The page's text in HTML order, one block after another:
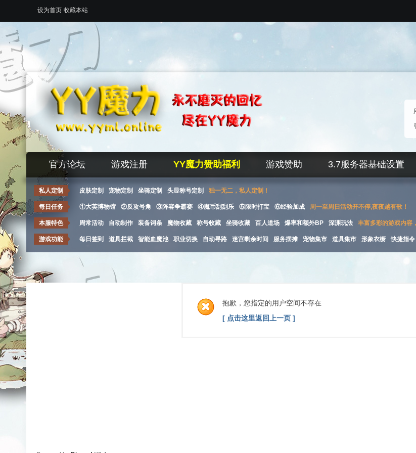
设为首页 收藏本站
官方论坛 游戏注册 YY魔力赞助福利 游戏赞助 3.7服务器基础设置
私人定制 皮肤定制 宠物定制 坐骑定制 头显称号定制 独一无二，私人定制！
每日任务 ①大英博物馆 ②反攻号角 ③阵容争霸赛 ④魔币刮刮乐 ⑤限时打宝 ⑥经验加成 周一至周日活动开不停,夜夜越有歌！
本服特色 周常活动 自动制作 装备词条 魔物收藏 称号收藏 坐骑收藏 百人道场 爆率和额外BP 深渊玩法 丰富多彩的游戏内容
游戏功能 每日签到 道具拦截 智能血魔池 职业切换 自动寻路 迷宫剩余时间 服务摆摊 宠物集市 道具集市 形象衣橱 快捷指令
抱歉，您指定的用户空间不存在
[ 点击这里返回上一页 ]